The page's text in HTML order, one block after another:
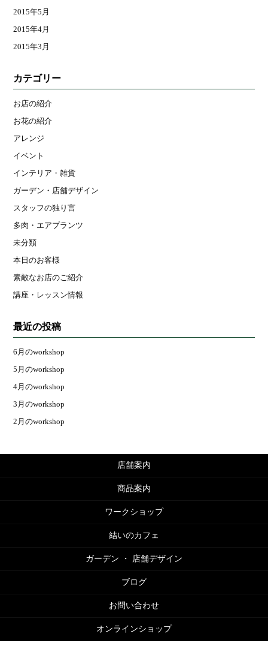
2015年5月
2015年4月
2015年3月
カテゴリー
お店の紹介
お花の紹介
アレンジ
イベント
インテリア・雑貨
ガーデン・店舗デザイン
スタッフの独り言
多肉・エアプランツ
未分類
本日のお客様
素敵なお店のご紹介
講座・レッスン情報
最近の投稿
6月のworkshop
5月のworkshop
4月のworkshop
3月のworkshop
2月のworkshop
店舗案内
商品案内
ワークショップ
結いのカフェ
ガーデン ・ 店舗デザイン
ブログ
お問い合わせ
オンラインショップ